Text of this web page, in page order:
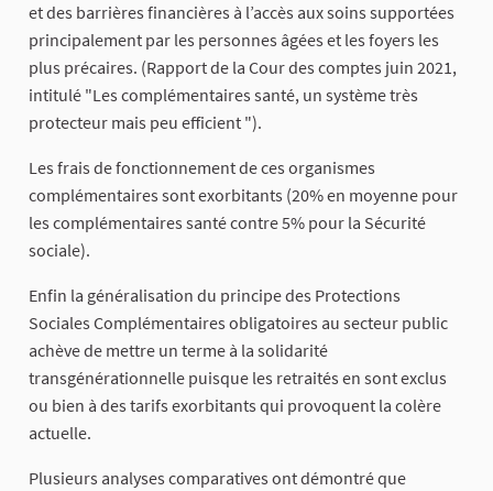
et des barrières financières à l’accès aux soins supportées
principalement par les personnes âgées et les foyers les
plus précaires. (Rapport de la Cour des comptes juin 2021,
intitulé "Les complémentaires santé, un système très
protecteur mais peu efficient ").
Les frais de fonctionnement de ces organismes
complémentaires sont exorbitants (20% en moyenne pour
les complémentaires santé contre 5% pour la Sécurité
sociale).
Enfin la généralisation du principe des Protections
Sociales Complémentaires obligatoires au secteur public
achève de mettre un terme à la solidarité
transgénérationnelle puisque les retraités en sont exclus
ou bien à des tarifs exorbitants qui provoquent la colère
actuelle.
Plusieurs analyses comparatives ont démontré que